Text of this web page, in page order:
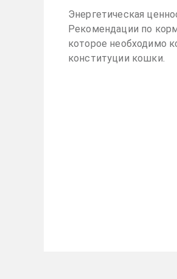
Энергетическая
Рекомендации по
которое необходимо
конституции кошки.